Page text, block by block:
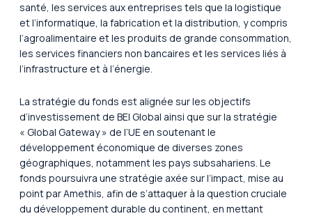
santé, les services aux entreprises tels que la logistique
et l’informatique, la fabrication et la distribution, y compris
l’agroalimentaire et les produits de grande consommation,
les services financiers non bancaires et les services liés à
l’infrastructure et à l’énergie.
La stratégie du fonds est alignée sur les objectifs
d’investissement de BEI Global ainsi que sur la stratégie
« Global Gateway » de l’UE en soutenant le
développement économique de diverses zones
géographiques, notamment les pays subsahariens. Le
fonds poursuivra une stratégie axée sur l’impact, mise au
point par Amethis, afin de s’attaquer à la question cruciale
du développement durable du continent, en mettant